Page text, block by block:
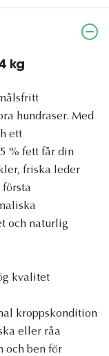
kg
hundraser. Med
ett
% fett får din
friska leder
första
och naturlig
kvalitet
kroppskondition
eller råa
och ben för